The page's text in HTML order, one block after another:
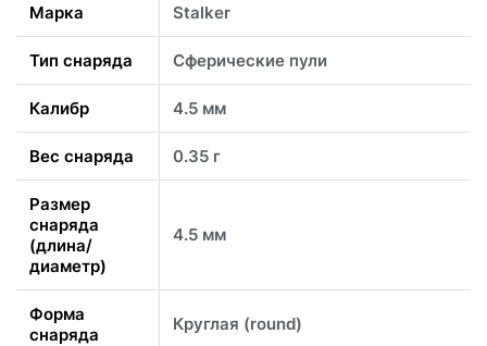
Марка Stalker
Тип снаряда Сферические пули
Калибр 4.5 мм
Вес снаряда 0.35 г
Размер
снаряда
(длина/
диаметр)
4.5 мм
Форма
снаряда
Круглая (round)